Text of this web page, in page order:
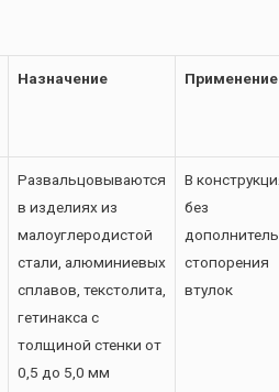
Назначение Применение
Развальцовываются
в изделиях из
малоуглеродистой
стали, алюминиевых
сплавов, текстолита,
гетинакса с
толщиной стенки от
0,5 до 5,0 мм
В
без
стопорения
втулок